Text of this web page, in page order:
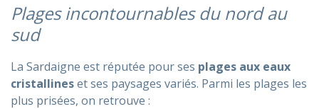
Plages incontournables du nord au
sud
La Sardaigne est réputée pour ses plages aux eaux
cristallineset ses paysages variés. Parmi les plages les
plus prisées, on retrouve :